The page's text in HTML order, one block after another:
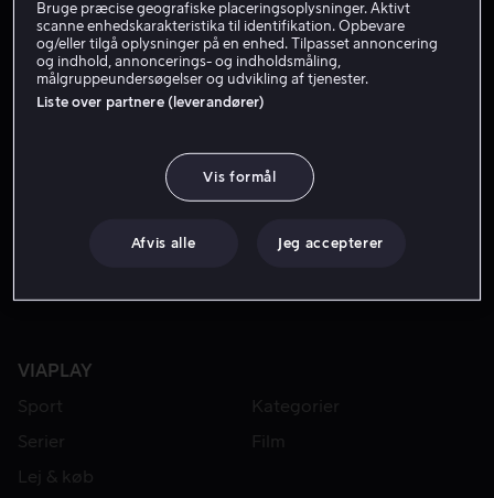
VIAPLAY
Sport
Kategorier
Serier
Film
Lej & køb
Bruge præcise geografiske placeringsoplysninger. Aktivt
scanne enhedskarakteristika til identifikation. Opbevare
og/eller tilgå oplysninger på en enhed. Tilpasset annoncering
og indhold, annoncerings- og indholdsmåling,
målgruppeundersøgelser og udvikling af tjenester.
Liste over partnere (leverandører)
Vis formål
Afvis alle Jeg accepterer